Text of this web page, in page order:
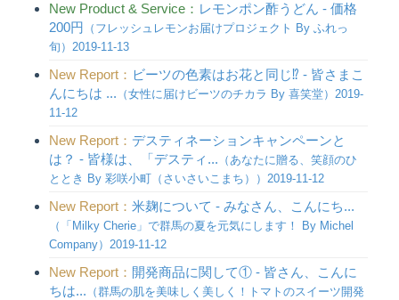
New Product & Service： レモンポン酢うどん - 価格
200円
（フレッシュレモンお届けプロジェクト By ふれっ
旬）2019-11-13
New Report： ビーツの色素はお花と同じ⁉︎ - 皆さまこ
んにちは ... （女性に届けビーツのチカラ By 喜笑堂）2019-
11-12
New Report： デスティネーションキャンペーンと
は？ - 皆様は、「デスティ... （あなたに贈る、笑顔のひ
ととき By 彩咲小町（さいさいこまち））2019-11-12
New Report： 米麹について - みなさん、こんにち...
（「Milky Cherie」で群馬の夏を元気にします！ By Michel
Company）2019-11-12
New Report： 開発商品に関して① - 皆さん、こんに
ちは... （群馬の肌を美味しく美しく！トマトのスイーツ開発